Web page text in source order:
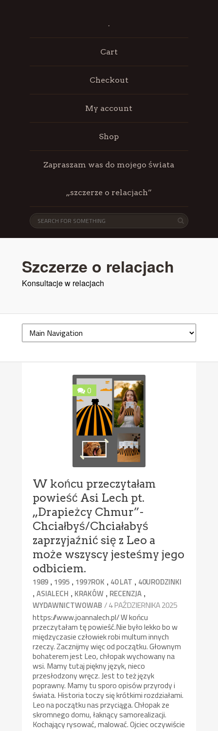
.
Cart
Checkout
My account
Shop
Zapraszam was do mojego świata
„szczerze o relacjach”
Szczerze o relacjach
Konsultacje w relacjach
0
W końcu przeczytałam
powieść Asi Lech pt.
„Drapieżcy Chmur”-
Chciałbyś/Chciałabyś
zaprzyjaźnić się z Leo a
może wszyscy jesteśmy jego
odbiciem.
1989 , 1995 , 1997ROK , 40 LAT , 40URODZINKI
,ASIALECH , KRAKÓW , RECENZJA ,
WYDAWNICTWOWAB / 4 PAŹDZIERNIKA 2025
https://www.joannalech.pl/ W końcu
przeczytałam tę powieść.Nie było lekko bo w
międzyczasie człowiek robi multum innych
rzeczy. Zacznijmy więc od początku. Głownym
bohaterem jest Leo, chłopak wychowany na
wsi. Mamy tutaj piękny język, nieco
przesłodzony wręcz. Jest to też język
poprawny. Mamy tu sporo opisów przyrody i
świata. Historia toczy się krótkimi rozdziałami.
Leo na początku nas przyciąga. Chłopak ze
skromnego domu, łaknący samorealizacji.
Kochający rysować, malować. Ojciec oczywiście